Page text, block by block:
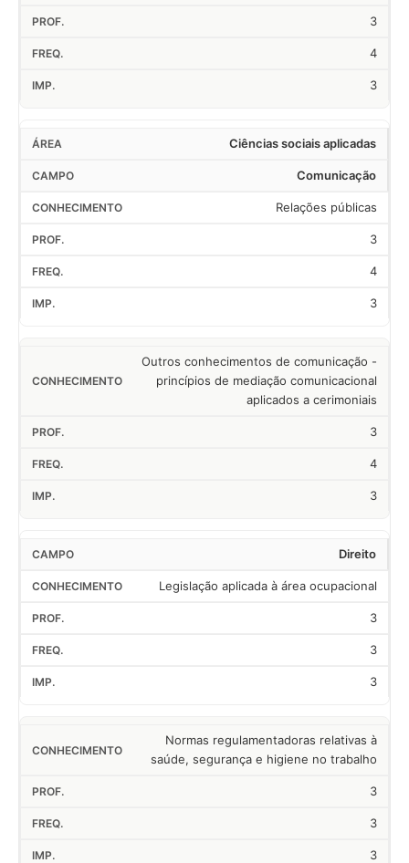
3
4
3
Ciências sociais aplicadas
Comunicação
Relações públicas
3
4
3
Outros conhecimentos de comunicação -
princípios de mediação comunicacional
aplicados a cerimoniais
3
4
3
Direito
Legislação aplicada à área ocupacional
3
3
3
Normas regulamentadoras relativas à
saúde, segurança e higiene no trabalho
3
3
3